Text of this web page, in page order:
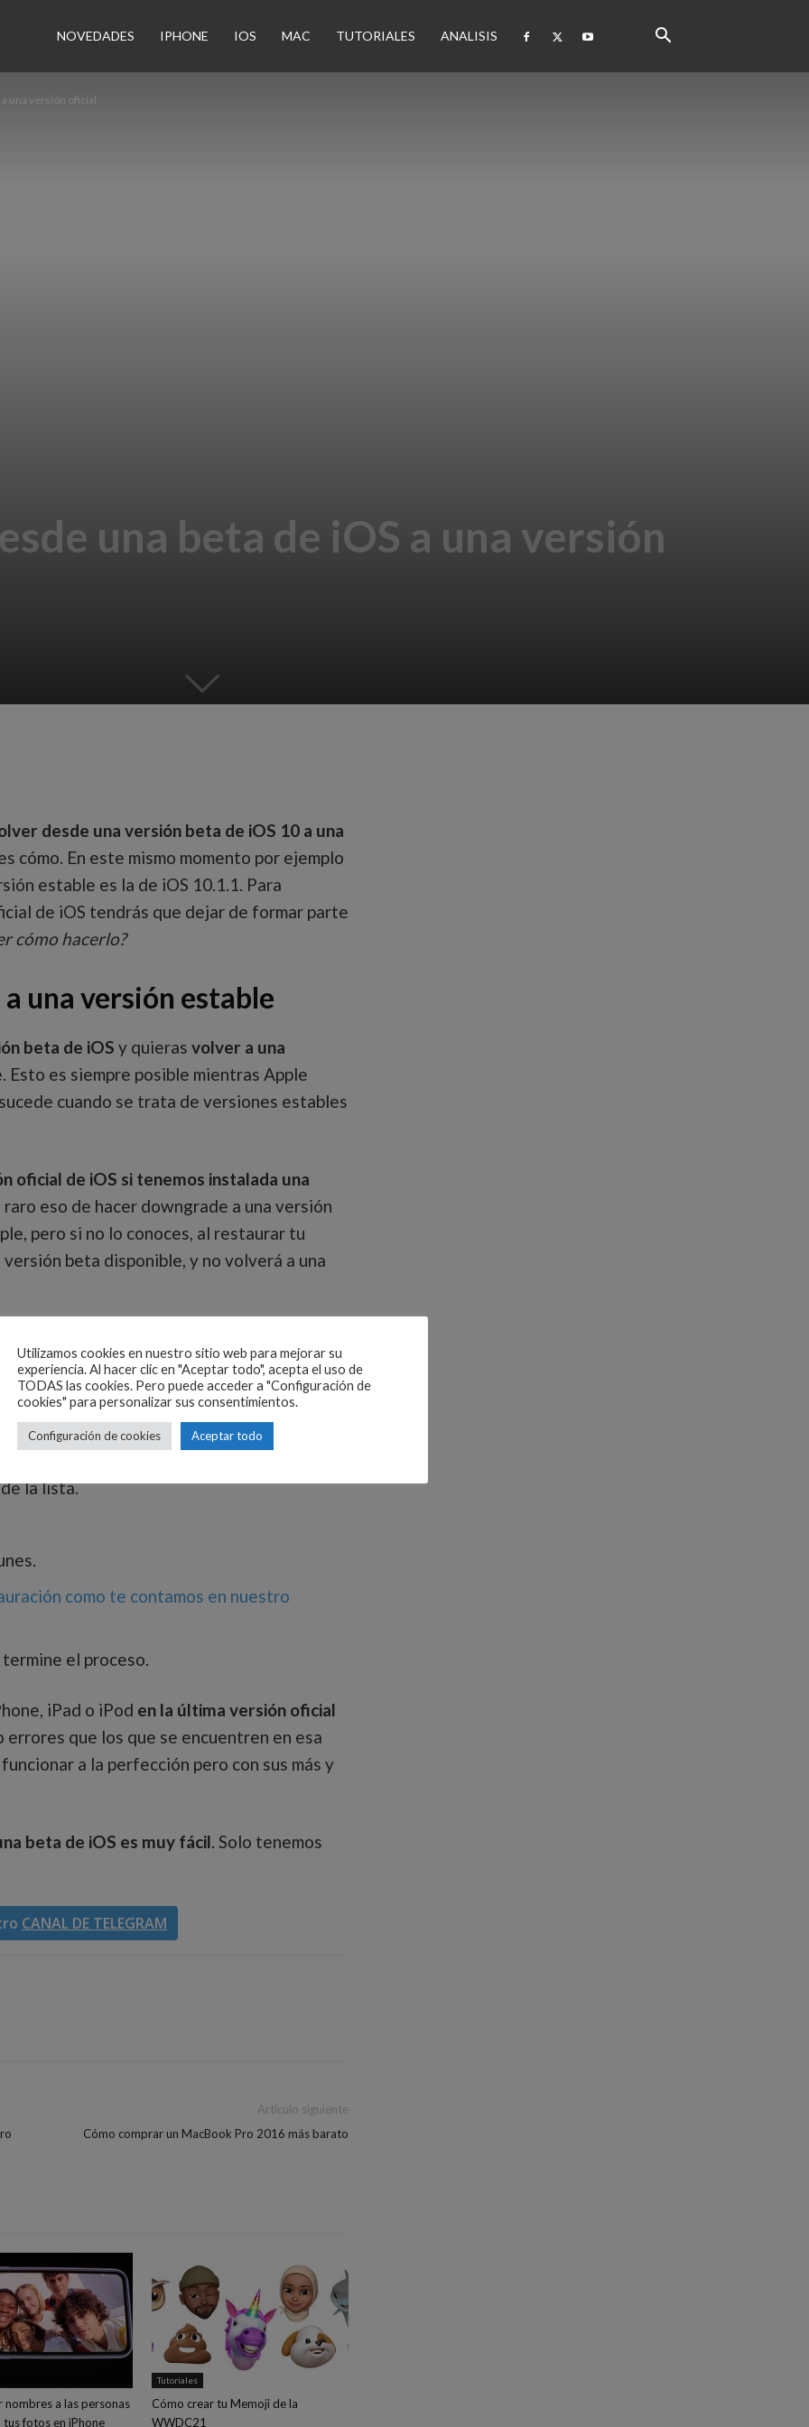
NOVEDADES IPHONE IOS MAC TUTORIALES ANALISIS
una versión oficial
una beta de iOS a una versión
desde una versión beta de iOS 10 a una
cómo. En este mismo momento por ejemplo
estable es la de iOS 10.1.1. Para
de iOS tendrás que dejar de formar parte
cómo hacerlo?
una versión estable
beta de iOS y quieras volver a una
es siempre posible mientras Apple
cuando se trata de versiones estables
oficial de iOS si tenemos instalada una
raro eso de hacer downgrade a una versión
pero si no lo conoces, al restaurar tu
beta disponible, y no volverá a una
versión de iOS 10 beta instalada, y accede
la lista.
como te contamos en nuestro
el proceso.
iPad o iPod en la última versión oficial
errores que los que se encuentren en esa
a la perfección pero con sus más y
beta de iOS es muy fácil. Solo tenemos
CANAL DE TELEGRAM
Artículo siguiente
Cómo comprar un MacBook Pro 2016 más barato
nombres a las personas
tus fotos en iPhone
Tutoriales
Cómo crear tu Memoji de la
WWDC21
Utilizamos cookies en nuestro sitio web para mejorar su
experiencia. Al hacer clic en "Aceptar todo", acepta el uso de
TODAS las cookies. Pero puede acceder a "Configuración de
cookies" para personalizar sus consentimientos.
Configuración de cookies Aceptar todo